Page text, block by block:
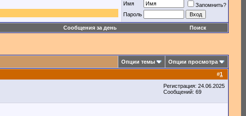
Имя
Запомнить?
Пароль
Сообщения за день Поиск
Опции темы Опции просмотра
#1
Регистрация: 24.06.2025
Сообщений: 69